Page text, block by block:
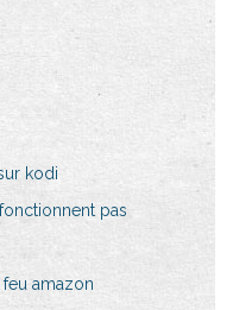
kodi
pas
amazon